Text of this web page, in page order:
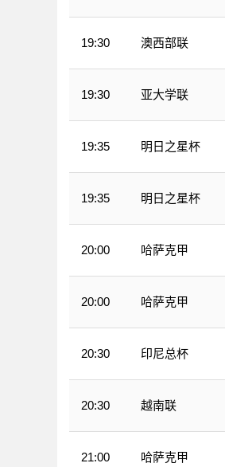
19:30 澳西部联
19:30 亚大学联
19:35 明日之星杯
19:35 明日之星杯
20:00 哈萨克甲
20:00 哈萨克甲
20:30 印尼总杯
20:30 越南联
21:00 哈萨克甲